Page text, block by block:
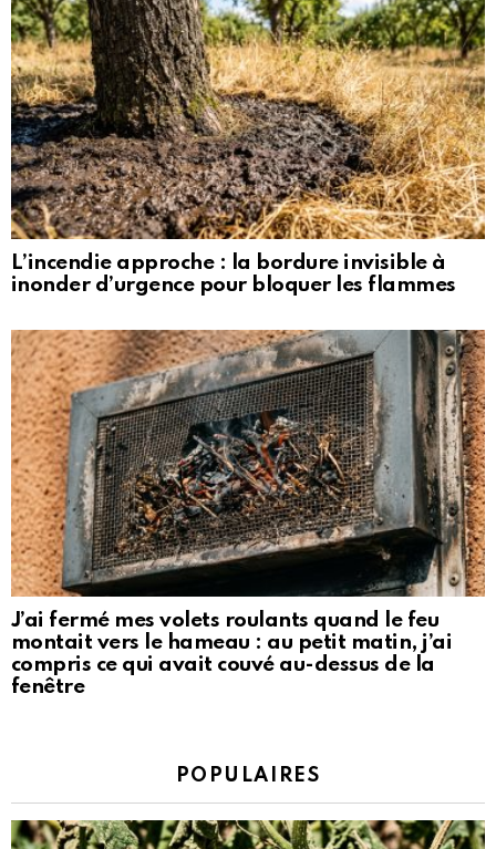
L’incendie approche : la bordure invisible à
inonder d’urgence pour bloquer les flammes
J’ai fermé mes volets roulants quand le feu
montait vers le hameau : au petit matin, j’ai
compris ce qui avait couvé au-dessus de la
fenêtre
POPULAIRES